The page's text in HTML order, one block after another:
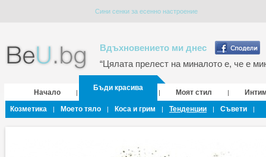
Сини сенки за есенно настроение
Вдъхновението ми днес
“Цялата прелест на миналото е, че е
Начало |
Бъди красива
| Моят стил |
Козметика
| Моето тяло | Коса и грим | Тенденции | Съвети |